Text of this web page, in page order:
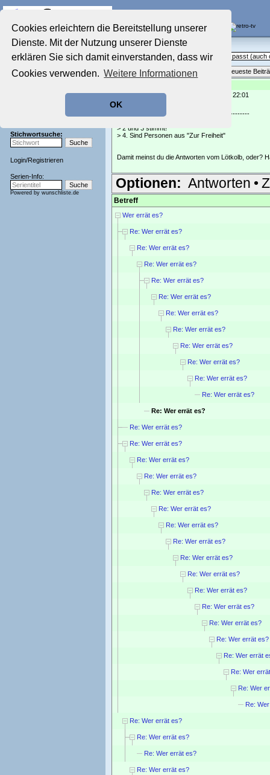
Cookies erleichtern die Bereitstellung unserer
Dienste. Mit der Nutzung unserer Dienste
erklären Sie sich damit einverstanden, dass wir
Cookies verwenden. Weitere Informationen
OK
Startseite
Aktuelles Forum
Film-Forum
Zeichentrick-Forum
Stichwortsuche:
Login/Registrieren
Serien-Info:
Powered by wunschliste.de
Sendeschluss!
Off Topic - Alles, was woanders nicht passt (auch
Themenübersicht • Neues Thema
Neueste
geschrieben von:
, 16.02.23 22:01
Elvira Klawitter schrieb:
-------------------------------------------------------
> 2 und 3 stimmt!
> 4. Sind Personen aus "Zur Freiheit"
Damit meinst du die Antworten vom Lötkolb, oder?
Optionen: Antworten •
Betreff
Wer errät es?
Re: Wer errät es?
Re: Wer errät es?
Re: Wer errät es?
Re: Wer errät es?
Re: Wer errät es?
Re: Wer errät es?
Re: Wer errät es?
Re: Wer errät es?
Re: Wer errät es?
Re: Wer errät es?
Re: Wer errät es?
Re: Wer errät es?
Re: Wer errät es?
Re: Wer errät es?
Re: Wer errät es?
Re: Wer errät es?
Re: Wer errät es?
Re: Wer errät es?
Re: Wer errät es?
Re: Wer errät es?
Re: Wer errät es?
Re: Wer errät es?
Re: Wer errät es?
Re: Wer errät es?
Re: Wer errät es?
Re: Wer errät es?
Re: Wer errät
Re: Wer
Re: Wer
Re:
Re: Wer errät es?
Re: Wer errät es?
Re: Wer errät es?
Re: Wer errät es?